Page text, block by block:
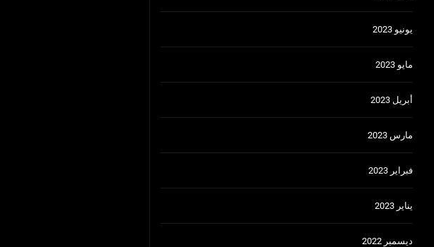
يونيو 2023
مايو 2023
أبريل 2023
مارس 2023
فبراير 2023
يناير 2023
ديسمبر 2022